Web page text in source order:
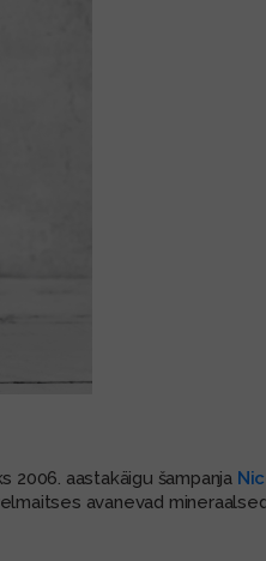
2006. aastakäigu šampanja
avanevad